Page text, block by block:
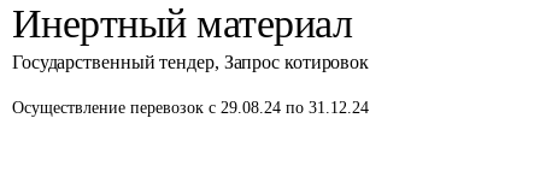
Инертный материал
Государственный тендер, Запрос котировок
Осуществление перевозок с 29.08.24 по 31.12.24